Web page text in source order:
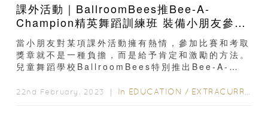
課外活動｜BallroomBees推Bee-A-
Champion精英舞蹈訓練班 裝備小朋友參加
比賽和考取獎章
當小朋友對某項課外活動擁有熱情，參加比賽和考取
獎章就不是一種負擔，而是給予肯定和激勵的方法。
兒童舞蹈學校BallroomBees特別推出Bee-A-
22nd February, 2023 ｜ In EDUCATION / EXTRACURRICULAR ACTIVITIES